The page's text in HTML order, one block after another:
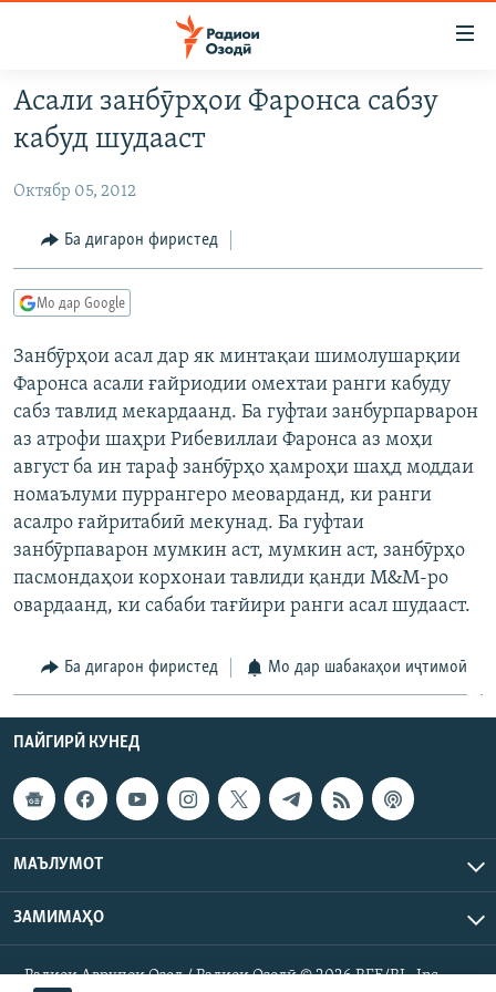
Ҷаҳиш
ба
мояи
Ҷаҳиш
феҳристи
Ҷаҳиш
ҷустор
ГӮШАҲО
СИЁСАТ
ИҚТИСОД
ҶОМЕА
ОСИЁИ МАРКАЗӢ
ФАРҲАНГ
МЕҲМОНИ ОЗОДӢ
ВАРЗИШ
ГАПИ ОЗОД
РӮЗГОРИ МУҲОҶИР
САЛОМ, ХОҲАР
ҶАНГ ДАР УКРАИНА
НАЗАРИ МАРДУМ
БЛОГИСТОН
ОЗОДӢ ОНЛАЙН
ЧАНДРАСОНАӢ
ВИДЕО
НИГОРИСТОН
ГУЗОРИШҲОИ РАДИОӢ
РӮЙХАТҲО
КИТОБҲОИ ОЗОДӢ
Русский
Ҳамаи сомонаҳои RFE/RL
Асали занбӯрҳои Фаронса сабзу
кабуд шудааст
Октябр 05, 2012
Ба дигарон фиристед
Мо дар Google
Занбӯрҳои асал дар як минтақаи шимолушарқии
Фаронса асали ғайриодии омехтаи ранги кабуду
сабз тавлид мекардаанд. Ба гуфтаи занбурпарварон
аз атрофи шаҳри Рибевиллаи Фаронса аз моҳи
август ба ин тараф занбӯрҳо ҳамроҳи шаҳд моддаи
номаълуми пуррангеро меоварданд, ки ранги
асалро ғайритабиӣ мекунад. Ба гуфтаи
занбӯрпаварон мумкин аст, мумкин аст, занбӯрҳо
пасмондаҳои корхонаи тавлиди қанди M&M-ро
овардаанд, ки сабаби тағйири ранги асал шудааст.
Ба дигарон фиристед Мо дар шабакаҳои иҷтимоӣ
ПАЙГИРӢ КУНЕД
МАЪЛУМОТ
ЗАМИМАҲО
Радиои Аврупои Озод / Радиои Озодӣ © 2026 RFE/RL. Inc.